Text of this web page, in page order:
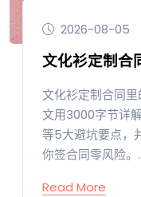
2026-08-05
文化衫定制合
文化衫定制合同
文用3000字节详
等5大避坑要点，
你签合同零风险。
Read More